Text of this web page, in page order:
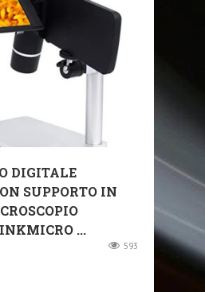
DIGITALE
SUPPORTO IN
...
593